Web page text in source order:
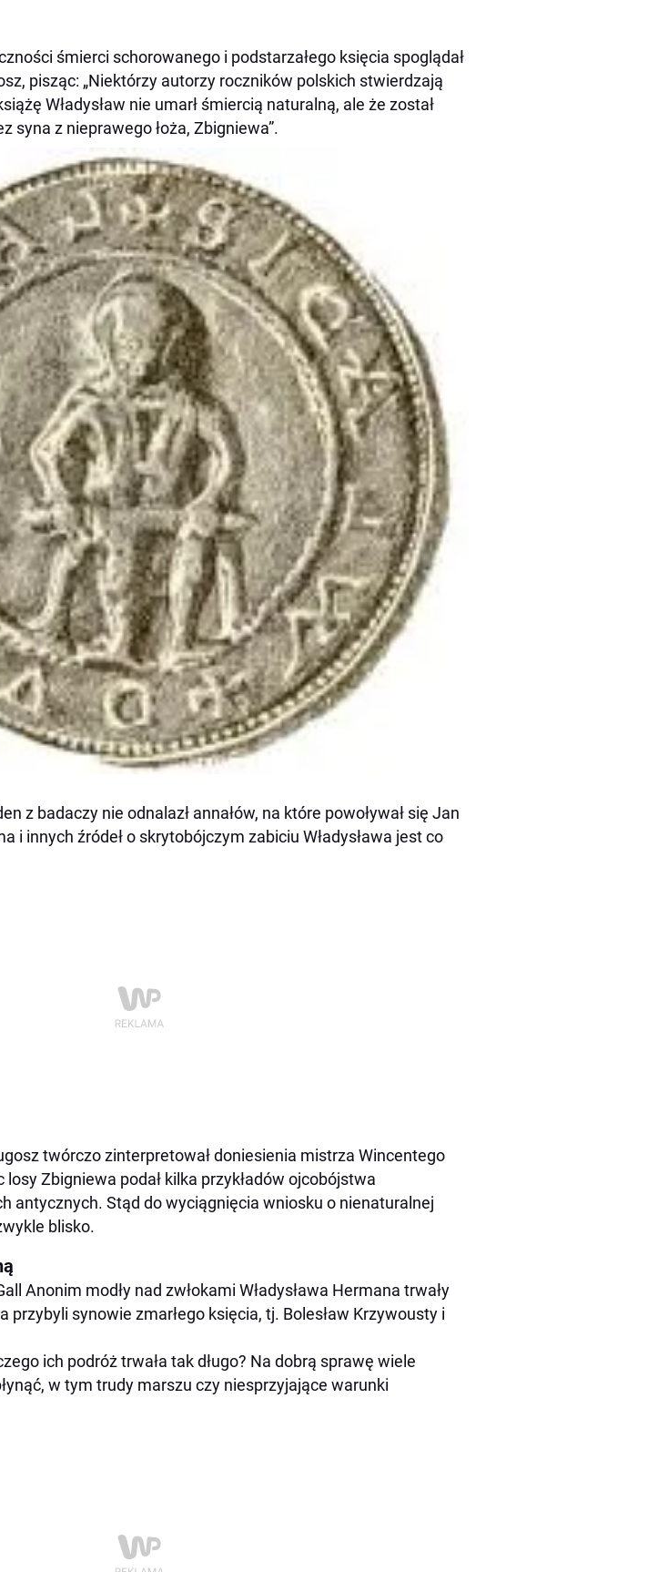
śmierci schorowanego i podstarzałego księcia spoglądał
pisząc: „Niektórzy autorzy roczników polskich stwierdzają
Władysław nie umarł śmiercią naturalną, ale że został
syna z nieprawego łoża, Zbigniewa”.
z badaczy nie odnalazł annałów, na które powoływał się Jan
i innych źródeł o skrytobójczym zabiciu Władysława jest co
twórczo zinterpretował doniesienia mistrza Wincentego
losy Zbigniewa podał kilka przykładów ojcobójstwa
antycznych. Stąd do wyciągnięcia wniosku o nienaturalnej
blisko.
Anonim modły nad zwłokami Władysława Hermana trwały
przybyli synowie zmarłego księcia, tj. Bolesław Krzywousty i
ich podróż trwała tak długo? Na dobrą sprawę wiele
w tym trudy marszu czy niesprzyjające warunki